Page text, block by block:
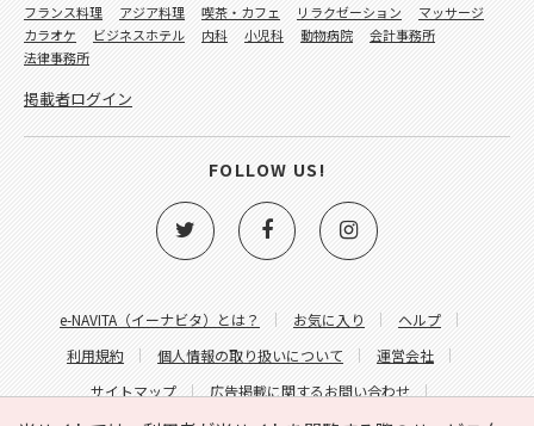
e-NAVITA（イーナビタ）とは？ お気に入り
ヘルプ
利用規約
個人情報の取り扱いについて
運営会社
サイトマップ
広告掲載に関するお問い合わせ
フランス料理
アジア料理 喫茶・カフェ リラクゼーション
マッサージ
カラオケ
ビジネスホテル 内科 小児科 動物病院
会計事務所
法律事務所
掲載者ログイン
FOLLOW US!